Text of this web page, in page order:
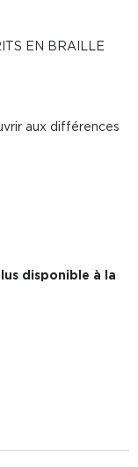
EN BRAILLE
aux différences
disponible à la